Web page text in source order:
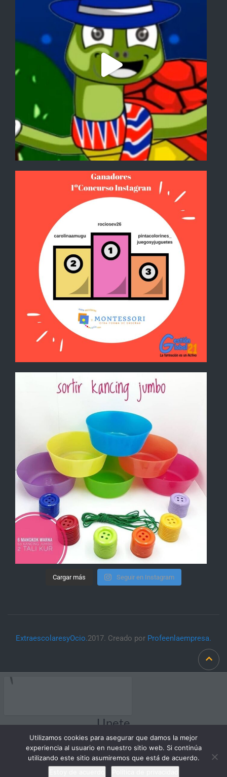
Cargar más Seguir en Instagram
ExtraescolaresyOcio.2017. Creado por Profeenlaempresa.
Unete
Utilizamos cookies para asegurar que damos la mejor
experiencia al usuario en nuestro sitio web. Si continúa
utilizando este sitio asumiremos que está de acuerdo.